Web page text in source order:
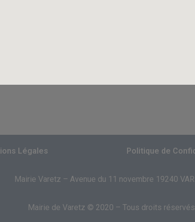
Légales Politique de
Mairie Varetz – Avenue du 11 novembre 19240
Mairie de Varetz © 2020 – Tous droits réservés